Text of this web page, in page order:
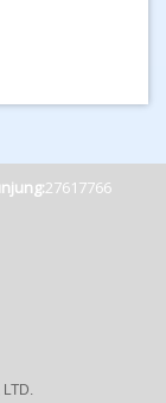
27617766